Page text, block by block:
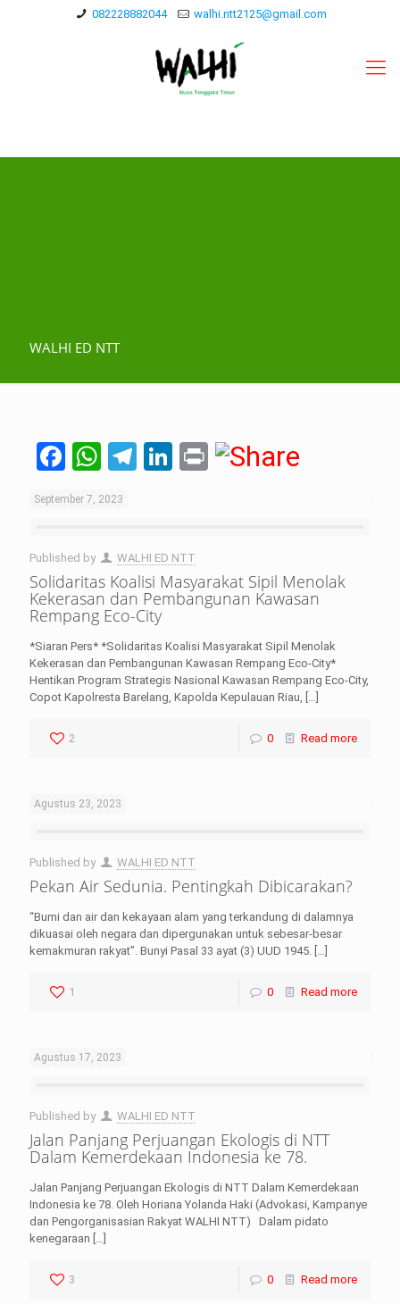
082228882044 walhi.ntt2125@gmail.com
WALHI ED NTT
Facebook
WhatsApp
Telegram
LinkedIn
Print
September 7, 2023
Published by WALHI ED NTT
Solidaritas Koalisi Masyarakat Sipil Menolak
Kekerasan dan Pembangunan Kawasan
Rempang Eco-City
*Siaran Pers* *Solidaritas Koalisi Masyarakat Sipil Menolak
Kekerasan dan Pembangunan Kawasan Rempang Eco-City*
Hentikan Program Strategis Nasional Kawasan Rempang Eco-City,
Copot Kapolresta Barelang, Kapolda Kepulauan Riau, […]
2 0 Read more
Agustus 23, 2023
Published by WALHI ED NTT
Pekan Air Sedunia. Pentingkah Dibicarakan?
“Bumi dan air dan kekayaan alam yang terkandung di dalamnya
dikuasai oleh negara dan dipergunakan untuk sebesar-besar
kemakmuran rakyat”. Bunyi Pasal 33 ayat (3) UUD 1945. […]
1 0 Read more
Agustus 17, 2023
Published by WALHI ED NTT
Jalan Panjang Perjuangan Ekologis di NTT
Dalam Kemerdekaan Indonesia ke 78.
Jalan Panjang Perjuangan Ekologis di NTT Dalam Kemerdekaan
Indonesia ke 78. Oleh Horiana Yolanda Haki (Advokasi, Kampanye
dan Pengorganisasian Rakyat WALHI NTT) Dalam pidato
kenegaraan […]
3 0 Read more